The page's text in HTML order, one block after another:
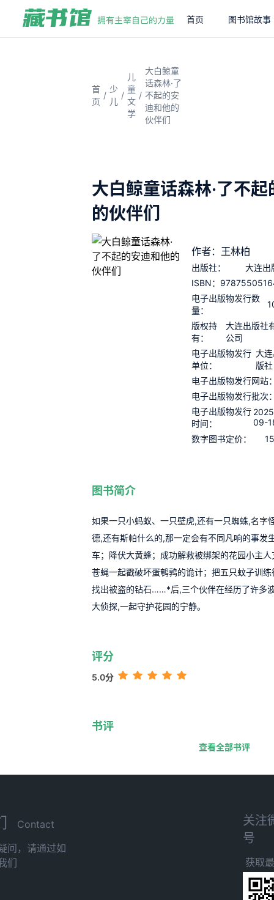
首页 图书馆故事
首
页
/
少
儿
/
儿
童
文
学
/
大白鲸童
话森林·了
不起的安
迪和他的
伙伴们
大白鲸童话森林·了不
的伙伴们
作者：王林柏
出版社：
大连出
ISBN：
电子出版物发行数
量：
版权持
有：
大连出版社
公司
电子出版物发行
单位：
大
版社
电子出版物发行网站
电子出版物发行批次
电子出版物发行
时间：
09-
数字图书定价：
图书简介
如果一只小蚂蚁、一只壁虎,还有一只蜘蛛,名字
德,还有斯帕什么的,那一定会有不同凡响的事发
车；降伏大黄蜂；成功解救被绑架的花园小主
苍蝇一起戳破坏蛋鹌鹑的诡计；把五只蚊子训
找出被盗的钻石……*后,三个伙伴在经历了许多
大侦探,一起守护花园的宁静。
评分
5.0分
书评
查看全部书评
Contact
问，请通过如
们
关注
号
获取